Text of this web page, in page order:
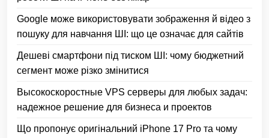
Google може використовувати зображення й відео з
пошуку для навчання ШІ: що це означає для сайтів
Дешеві смартфони під тиском ШІ: чому бюджетний
сегмент може різко змінитися
Высокоскоростные VPS серверы для любых задач:
надежное решение для бизнеса и проектов
Що пропонує оригінальний iPhone 17 Pro та чому